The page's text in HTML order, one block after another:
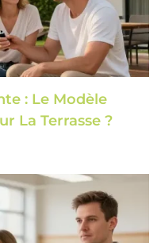
: Le Modèle
La Terrasse ?